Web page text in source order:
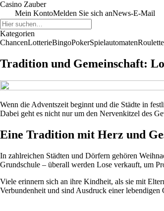
Casino Zauber
Mein KontoMelden Sie sich anNews-E-Mail
Kategorien
ChancenLotterieBingoPokerSpielautomatenRoulette
Tradition und Gemeinschaft:
Wenn die Adventszeit beginnt und die Städte in
Dabei geht es nicht nur um den Nervenkitzel des
Eine Tradition mit Herz und
In zahlreichen Städten und Dörfern gehören
Grundschule – überall werden Lose verkauft, um
Viele erinnern sich an ihre Kindheit, als sie mit
Verbundenheit und sind Ausdruck einer lebendigen